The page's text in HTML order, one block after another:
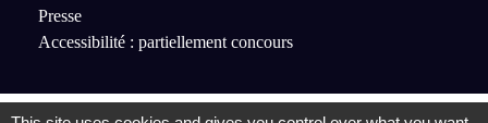
Presse
Accessibilité : partiellement concours